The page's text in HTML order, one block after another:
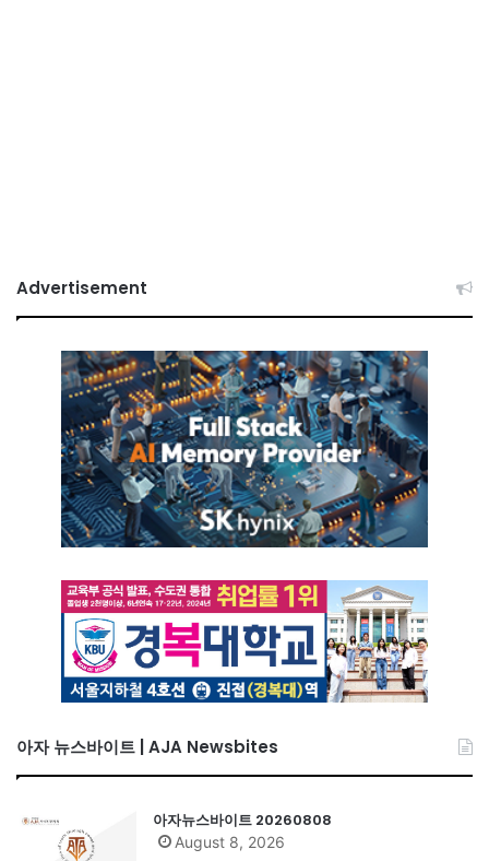
Advertisement
아자 뉴스바이트 | AJA Newsbites
아자뉴스바이트 20260808
August 8, 2026